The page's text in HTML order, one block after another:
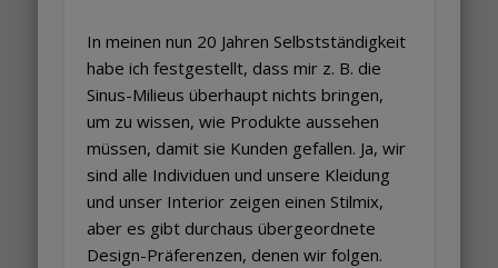
In meinen nun 20 Jahren Selbstständigkeit
habe ich festgestellt, dass mir z. B. die
Sinus-Milieus überhaupt nichts bringen,
um zu wissen, wie Produkte aussehen
müssen, damit sie Kunden gefallen. Ja, wir
sind alle Individuen und unsere Kleidung
und unser Interior zeigen einen Stilmix,
aber es gibt durchaus übergeordnete
Design-Präferenzen, denen wir folgen.